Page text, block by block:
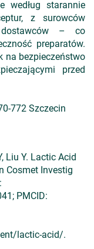
według starannie
z surowców
dostawców – co
preparatów.
na bezpieczeństwo
przed
772 Szczecin
Liu Y. Lactic Acid
Cosmet Investig
PMCID:
lactic-acid/.